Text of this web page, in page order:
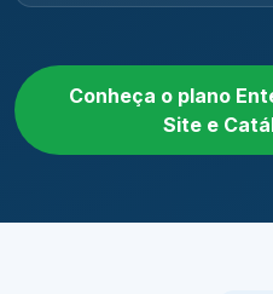
Conheça o plano
Site e